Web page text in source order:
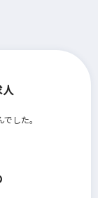
した。